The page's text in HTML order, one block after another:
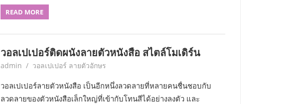
READ MORE
วอลเปเปอร์ติดผนังลายตัวหนังสือ สไตล์โมเดิร์น
June 7, 2017
admin วอลเปเปอร์ ลายตัวอักษร
วอลเปเปอร์ลายตัวหนังสือ เป็นอีกหนึ่งลวดลายที่หลายคนชื่นชอบกับ
ลวดลายของตัวหนังสือเล็กใหญ่ที่เข้ากับโทนสีได้อย่างลงตัว และ